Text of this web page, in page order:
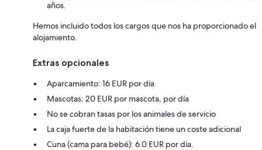
años.
Hemos incluido todos los cargos que nos ha proporcionado el
alojamiento.
Extras opcionales
Aparcamiento: 16 EUR por día
Mascotas: 20 EUR por mascota, por día
No se cobran tasas por los animales de servicio
La caja fuerte de la habitación tiene un coste adicional
Cuna (cama para bebé): 6.0 EUR por día.